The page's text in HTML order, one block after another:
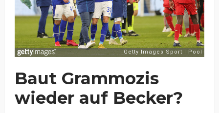
Baut Grammozis
wieder auf Becker?